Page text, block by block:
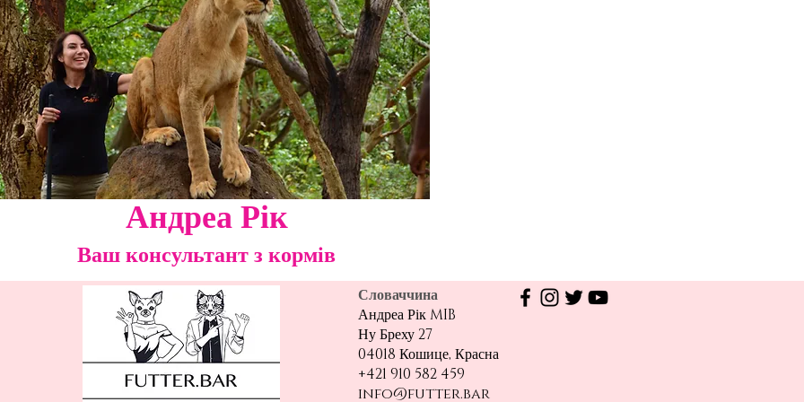
Андреа Рік
Ваш консультант з кормів
Словаччина
Андреа Рік MIB
Ну Бреху 27
04018 Кошице, Красна
+421 910 582 459
info@futter.bar